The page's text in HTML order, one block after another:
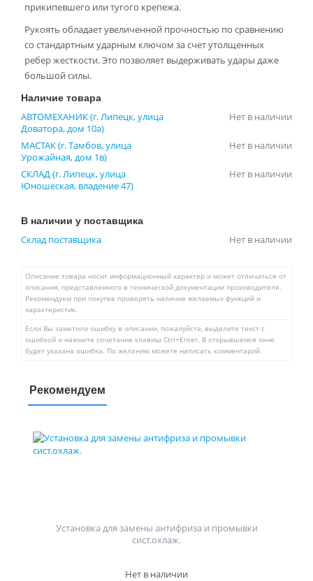
прикипевшего или тугого крепежа.
Рукоять обладает увеличенной прочностью по сравнению
со стандартным ударным ключом за счет утолщенных
ребер жесткости. Это позволяет выдерживать удары даже
большой силы.
Наличие товара
АВТОМЕХАНИК (г. Липецк, улица
Доватора, дом 10а)
Нет в наличии
МАСТАК (г. Тамбов, улица
Урожайная, дом 1в)
Нет в наличии
СКЛАД (г. Липецк, улица
Юношеская, владение 47)
Нет в наличии
В наличии у поставщика
Склад поставщика Нет в наличии
Описание товара носит информационный характер и может отличаться от
описания, представленного в технической документации производителя.
Рекомендуем при покупке проверять наличие желаемых функций и
характеристик.
Если Вы заметили ошибку в описании, пожалуйста, выделите текст с
ошибкой и нажмите сочетание клавиш Ctrl+Enter. В открывшемся окне
будет указана ошибка. По желанию можете написать комментарий.
Рекомендуем
Установка для замены антифриза и промывки
сист.охлаж.
Нет в наличии